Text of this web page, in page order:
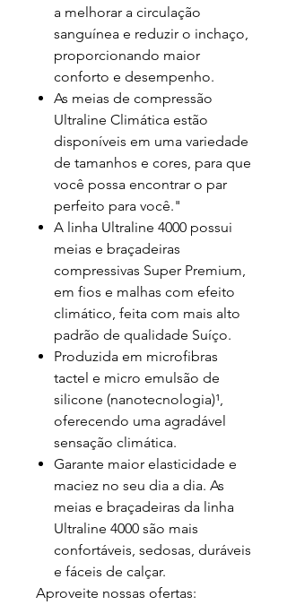
a melhorar a circulação
sanguínea e reduzir o inchaço,
proporcionando maior
conforto e desempenho.
As meias de compressão
Ultraline Climática estão
disponíveis em uma variedade
de tamanhos e cores, para que
você possa encontrar o par
perfeito para você."
A linha Ultraline 4000 possui
meias e braçadeiras
compressivas Super Premium,
em fios e malhas com efeito
climático, feita com mais alto
padrão de qualidade Suíço.
Produzida em microfibras
tactel e micro emulsão de
silicone (nanotecnologia)¹,
oferecendo uma agradável
sensação climática.
Garante maior elasticidade e
maciez no seu dia a dia. As
meias e braçadeiras da linha
Ultraline 4000 são mais
confortáveis, sedosas, duráveis
e fáceis de calçar.
Aproveite nossas ofertas: